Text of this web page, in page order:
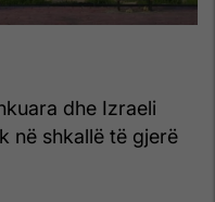
dhe Izraeli
në shkallë të gjerë